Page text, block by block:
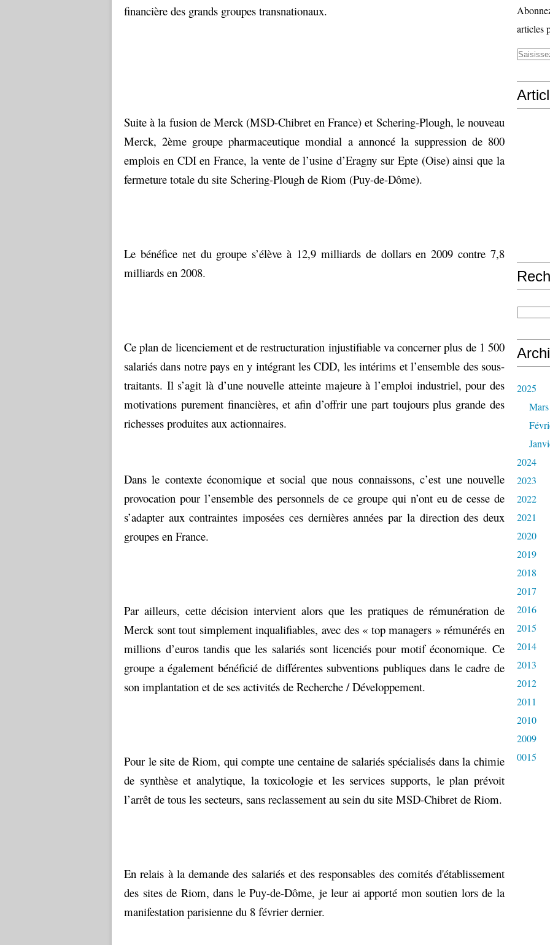
financière des grands groupes transnationaux.
Suite à la fusion de Merck (MSD-Chibret en France) et Schering-Plough, le nouveau
Merck, 2ème groupe pharmaceutique mondial a annoncé la suppression de 800
emplois en CDI en France, la vente de l’usine d’Eragny sur Epte (Oise) ainsi que la
fermeture totale du site Schering-Plough de Riom (Puy-de-Dôme).
Le bénéfice net du groupe s’élève à 12,9 milliards de dollars en 2009 contre 7,8
milliards en 2008.
Ce plan de licenciement et de restructuration injustifiable va concerner plus de 1 500
salariés dans notre pays en y intégrant les CDD, les intérims et l’ensemble des sous-
traitants. Il s’agit là d’une nouvelle atteinte majeure à l’emploi industriel, pour des
motivations purement financières, et afin d’offrir une part toujours plus grande des
richesses produites aux actionnaires.
Dans le contexte économique et social que nous connaissons, c’est une nouvelle
provocation pour l’ensemble des personnels de ce groupe qui n’ont eu de cesse de
s’adapter aux contraintes imposées ces dernières années par la direction des deux
groupes en France.
Par ailleurs, cette décision intervient alors que les pratiques de rémunération de
Merck sont tout simplement inqualifiables, avec des « top managers » rémunérés en
millions d’euros tandis que les salariés sont licenciés pour motif économique. Ce
groupe a également bénéficié de différentes subventions publiques dans le cadre de
son implantation et de ses activités de Recherche / Développement.
Pour le site de Riom, qui compte une centaine de salariés spécialisés dans la chimie
de synthèse et analytique, la toxicologie et les services supports, le plan prévoit
l’arrêt de tous les secteurs, sans reclassement au sein du site MSD-Chibret de Riom.
En relais à la demande des salariés et des responsables des comités d'établissement
des sites de Riom, dans le Puy-de-Dôme, je leur ai apporté mon soutien lors de la
manifestation parisienne du 8 février dernier.
articles
2025
Mars
2024
2023
2022
2021
2020
2019
2018
2017
2016
2015
2014
2013
2012
2011
2010
2009
0015